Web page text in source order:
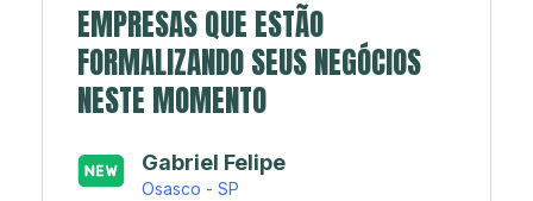
EMPRESAS QUE ESTÃO
FORMALIZANDO SEUS NEGÓCIOS
NESTE MOMENTO
Japa’s açaí e sorveteria
Rio de Janeiro - RJ